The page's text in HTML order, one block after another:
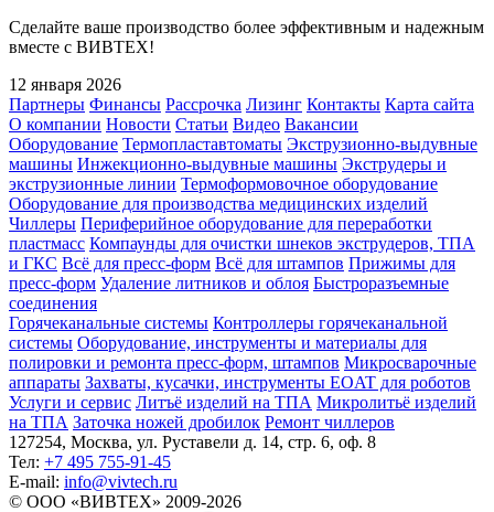
Сделайте ваше производство более эффективным и надежным
вместе с ВИВТЕХ!
12 января 2026
Партнеры Финансы Рассрочка Лизинг Контакты Карта сайта
О компании Новости Статьи Видео Вакансии
Оборудование Термопластавтоматы Экструзионно-выдувные
машины Инжекционно-выдувные машины Экструдеры и
экструзионные линии Термоформовочное оборудование
Оборудование для производства медицинских изделий
Чиллеры Периферийное оборудование для переработки
пластмасс Компаунды для очистки шнеков экструдеров, ТПА
и ГКС Всё для пресс-форм Всё для штампов Прижимы для
пресс-форм Удаление литников и облоя Быстроразъемные
соединения
Горячеканальные системы Контроллеры горячеканальной
системы Оборудование, инструменты и материалы для
полировки и ремонта пресс-форм, штампов Микросварочные
аппараты Захваты, кусачки, инструменты EOAT для роботов
Услуги и сервис Литъё изделий на ТПА Микролитьё изделий
на ТПА Заточка ножей дробилок Ремонт чиллеров
127254, Москва, ул. Руставели д. 14, стр. 6, оф. 8
Тел: +7 495 755-91-45
Е-mail: info@vivtech.ru
© ООО «ВИВТЕХ» 2009-2026